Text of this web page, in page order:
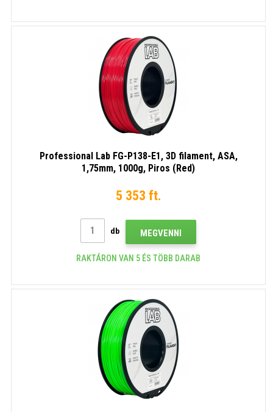
Professional Lab FG-P138-E1, 3D filament, ASA,
1,75mm, 1000g, Piros (Red)
5 353 ft.
db MEGVENNI
RAKTÁRON VAN 5 ÉS TÖBB DARAB